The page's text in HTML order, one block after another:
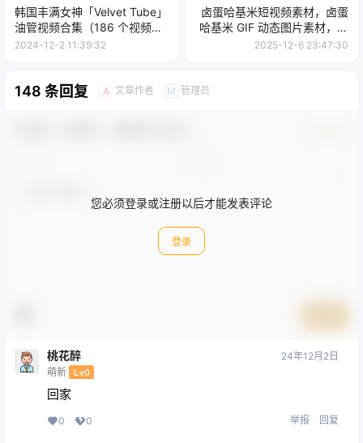
韩国丰满女神「Velvet Tube」
油管视频合集（186 个视频，
10.5 G ）
2024-12-2 11:39:32
卤蛋哈基米短视频素材，卤蛋
哈基米 GIF 动态图片素材，哈
基米透明抠图素材
2025-12-6 23:47:30
148 条回复 A 文章作者 M 管理员
您必须登录或注册以后才能发表评论
登录
桃花醉
萌新 Lv0
24年12月2日
回家
0 0 举报 回复